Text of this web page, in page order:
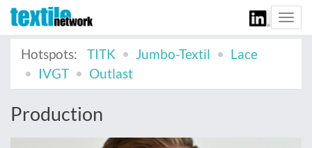
Hotspots:
TITK Jumbo-Textil
Lace
IVGT
Outlast
Production